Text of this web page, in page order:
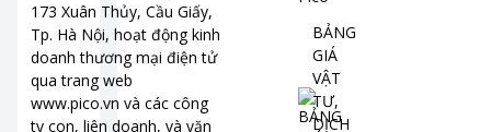
173 Xuân Thủy, Cầu Giấy,
Tp. Hà Nội, hoạt động kinh
doanh thương mại điện tử
qua trang web
www.pico.vn và các công
ty con, liên doanh, và văn
BẢNG
GIÁ
VẬT
TƯ,
DỊCH